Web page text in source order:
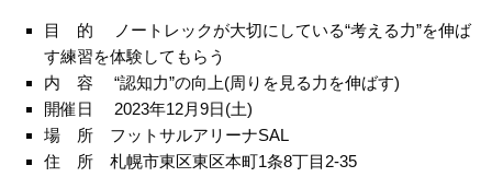
目 的 ノートレックが大切にしている“考える力”を伸ば
す練習を体験してもらう
内 容 “認知力”の向上(周りを見る力を伸ばす)
開催日 2023年12月9日(土)
場 所 フットサルアリーナSAL
住 所 札幌市東区東区本町1条8丁目2-35